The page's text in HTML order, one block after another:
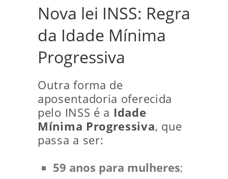
Nova lei INSS: Regra
da Idade Mínima
Progressiva
Outra forma de
aposentadoria oferecida
pelo INSS é a Idade
Mínima Progressiva, que
passa a ser:
59 anos para mulheres;